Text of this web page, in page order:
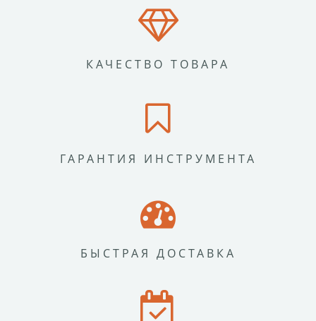
КАЧЕСТВО ТОВАРА
ГАРАНТИЯ ИНСТРУМЕНТА
БЫСТРАЯ ДОСТАВКА